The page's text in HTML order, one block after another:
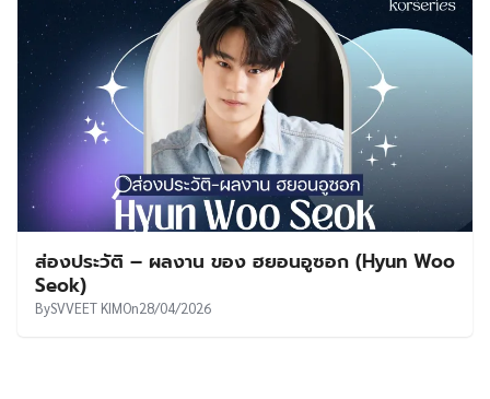
ส่องประวัติ – ผลงาน ของ ฮยอนอูซอก (Hyun Woo
Seok)
BySVVEET KIMOn28/04/2026